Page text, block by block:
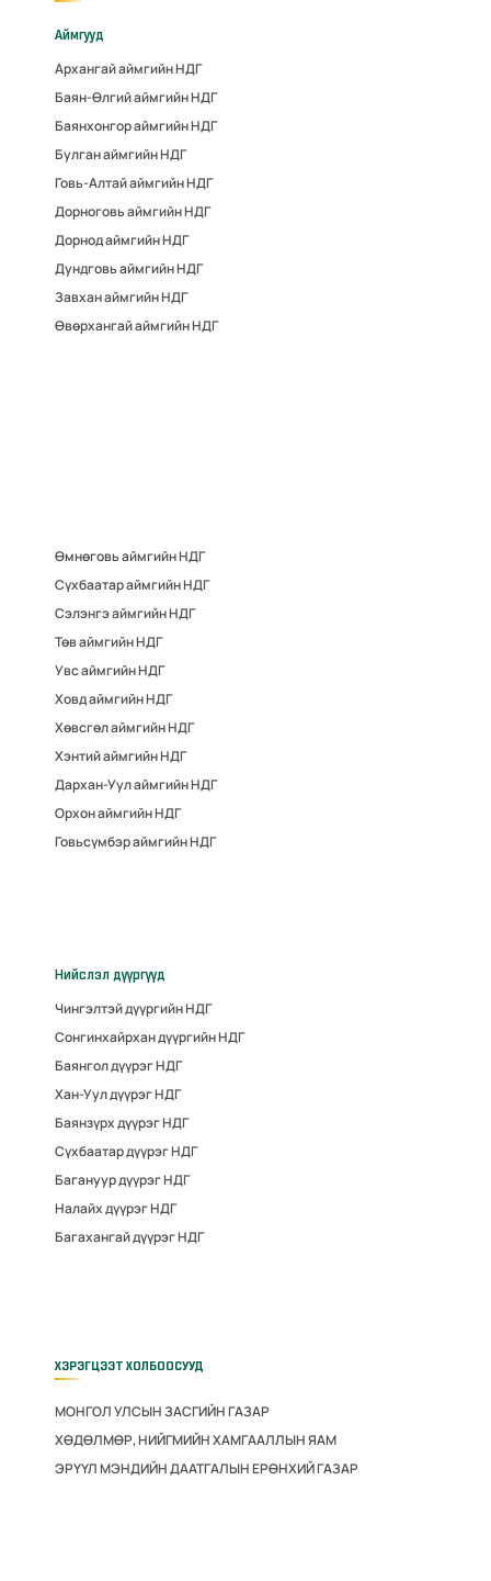
Аймгууд
Архангай аймгийн НДГ
Баян-Өлгий аймгийн НДГ
Баянхонгор аймгийн НДГ
Булган аймгийн НДГ
Говь-Алтай аймгийн НДГ
Дорноговь аймгийн НДГ
Дорнод аймгийн НДГ
Дундговь аймгийн НДГ
Завхан аймгийн НДГ
Өвөрхангай аймгийн НДГ
Өмнөговь аймгийн НДГ
Сүхбаатар аймгийн НДГ
Сэлэнгэ аймгийн НДГ
Төв аймгийн НДГ
Увс аймгийн НДГ
Ховд аймгийн НДГ
Хөвсгөл аймгийн НДГ
Хэнтий аймгийн НДГ
Дархан-Уул аймгийн НДГ
Орхон аймгийн НДГ
Говьсүмбэр аймгийн НДГ
Нийслэл дүүргүүд
Чингэлтэй дүүргийн НДГ
Сонгинхайрхан дүүргийн НДГ
Баянгол дүүрэг НДГ
Хан-Уул дүүрэг НДГ
Баянзүрх дүүрэг НДГ
Сүхбаатар дүүрэг НДГ
Багануур дүүрэг НДГ
Налайх дүүрэг НДГ
Багахангай дүүрэг НДГ
ХЭРЭГЦЭЭТ ХОЛБООСУУД
МОНГОЛ УЛСЫН ЗАСГИЙН ГАЗАР
ХӨДӨЛМӨР, НИЙГМИЙН ХАМГААЛЛЫН ЯАМ
ЭРҮҮЛ МЭНДИЙН ДААТГАЛЫН ЕРӨНХИЙ ГАЗАР